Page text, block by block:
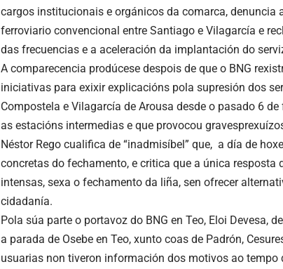
cargos institucionais e orgánicos da comarca, denuncia
ferroviario convencional entre Santiago e Vilagarcía e
das frecuencias e a aceleración da implantación do
A comparecencia prodúcese despois de que o BNG
iniciativas para exixir explicacións pola supresión dos
Compostela e Vilagarcía de Arousa desde o pasado 6
as estacións intermedias e que provocou
Néstor Rego cualifica de “inadmisíbel” que, a día de
concretas do fechamento, e critica que a única resposta
intensas, sexa o fechamento da liña, sen ofrecer
cidadanía.
Pola súa parte o portavoz do BNG en Teo, Eloi Devesa,
a parada de Osebe en Teo, xunto coas de Padrón,
usuarias non tiveron información dos motivos ao tempo